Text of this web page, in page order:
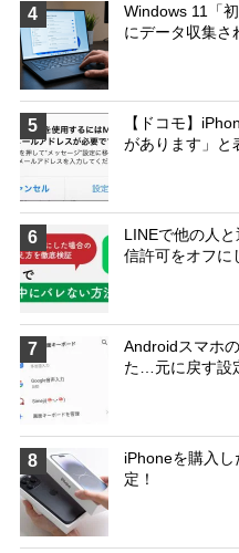
4
Windows 11「
にデータ収集さ
5
【ドコモ】
があります」と
6
LINEで他の人
信許可をオフに
7
Androidスマホ
た…元に戻す設
8
iPhoneを購入
定！